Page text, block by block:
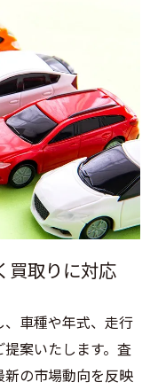
買取りに対応
車種や年式、走行
案いたします。査
の市場動向を反映